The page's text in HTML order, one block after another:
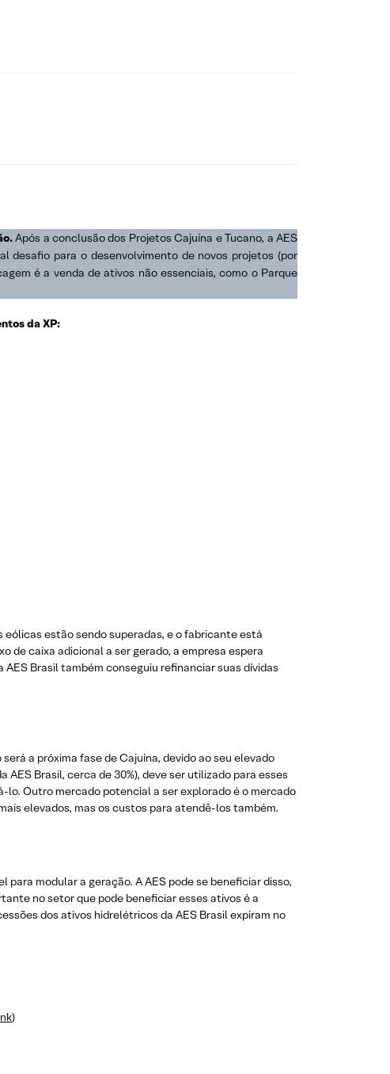
Após a conclusão dos Projetos Cajuína e Tucano, a AES
desafio para o desenvolvimento de novos projetos (por
é a venda de ativos não essenciais, como o Parque
da XP:
estão sendo superadas, e o fabricante está
de caixa adicional a ser gerado, a empresa espera
Brasil também conseguiu refinanciar suas dívidas
a próxima fase de Cajuína, devido ao seu elevado
Brasil, cerca de 30%), deve ser utilizado para esses
lo. Outro mercado potencial a ser explorado é o mercado
elevados, mas os custos para atendê-los também.
modular a geração. A AES pode se beneficiar disso,
no setor que pode beneficiar esses ativos é a
dos ativos hidrelétricos da AES Brasil expiram no
)